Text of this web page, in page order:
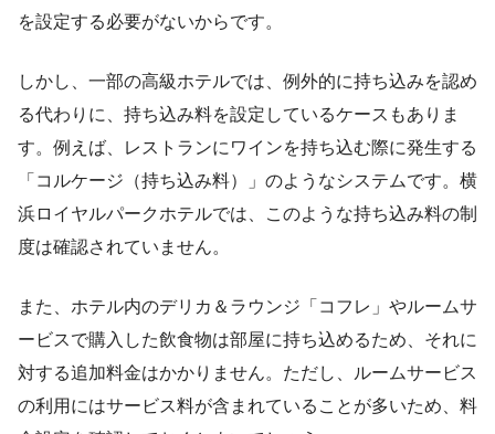
を設定する必要がないからです。
しかし、一部の高級ホテルでは、例外的に持ち込みを認め
る代わりに、持ち込み料を設定しているケースもありま
す。例えば、レストランにワインを持ち込む際に発生する
「コルケージ（持ち込み料）」のようなシステムです。横
浜ロイヤルパークホテルでは、このような持ち込み料の制
度は確認されていません。
また、ホテル内のデリカ＆ラウンジ「コフレ」やルームサ
ービスで購入した飲食物は部屋に持ち込めるため、それに
対する追加料金はかかりません。ただし、ルームサービス
の利用にはサービス料が含まれていることが多いため、料